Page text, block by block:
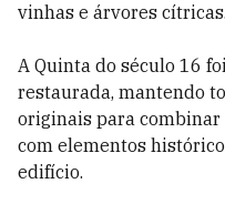
vinhas e árvores cítricas.
A Quinta do século 16
restaurada, mantendo
originais para
com elementos
edifício.